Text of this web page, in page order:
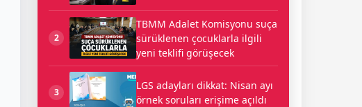
2
TBMM Adalet Komisyonu suça
sürüklenen çocuklarla ilgili
yeni teklifi görüşecek
3
LGS adayları dikkat: Nisan ayı
örnek soruları erişime açıldı